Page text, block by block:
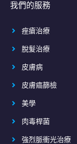
我們的服務
痤瘡治療
脫髮治療
皮膚病
皮膚癌篩檢
美學
肉毒桿菌
強烈脈衝光治療